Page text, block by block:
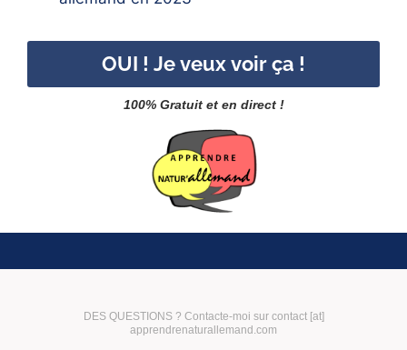
OUI ! Je veux voir ça !
100% Gratuit et en direct !
DES QUESTIONS ? Contacte-moi sur contact [at]
apprendrenaturallemand.com